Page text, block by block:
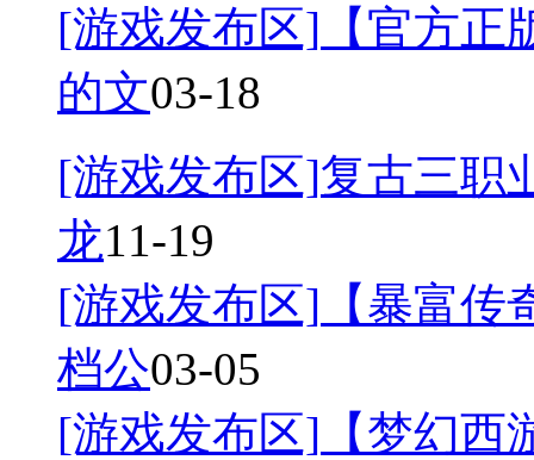
[游戏发布区] 【官方
的文03-18
[游戏发布区]复古三职
龙11-19
[游戏发布区] 【暴富
档公03-05
[游戏发布区] 【梦幻